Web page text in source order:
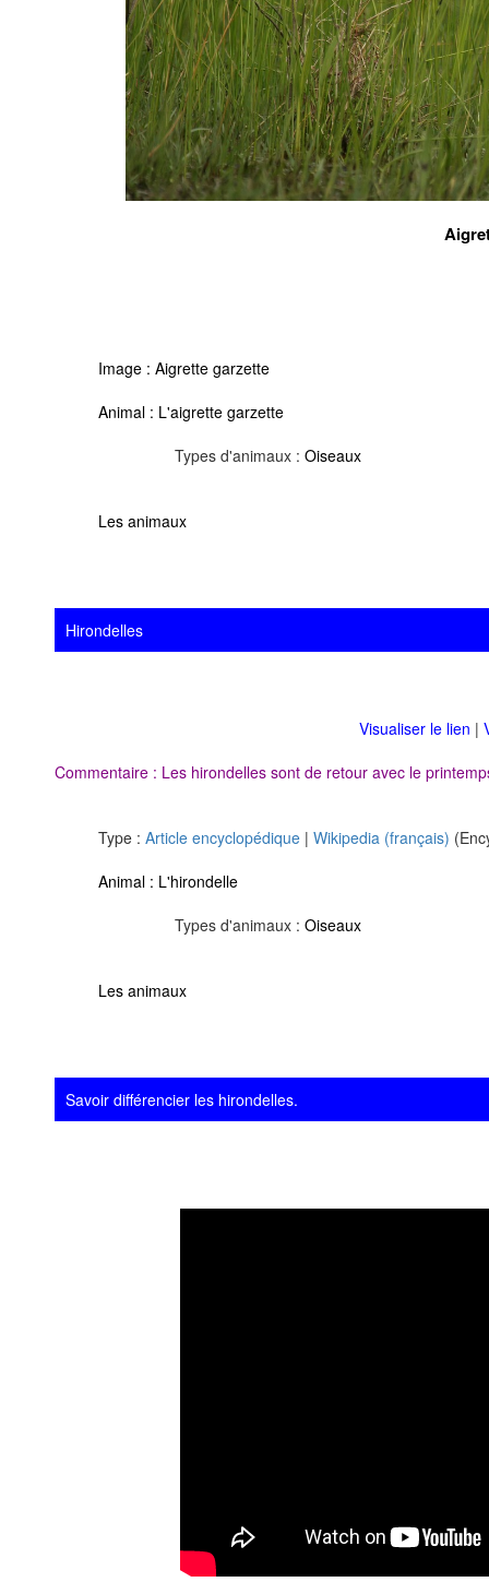
Image : Aigrette garzette
Animal : L'aigrette garzette
Types d'animaux : Oiseaux
Les animaux
Hirondelles
Visualiser le lien |
Commentaire : Les hirondelles sont de retour avec le
Type : Article encyclopédique | Wikipedia (français)
Animal : L'hirondelle
Types d'animaux : Oiseaux
Les animaux
Savoir différencier les hirondelles.